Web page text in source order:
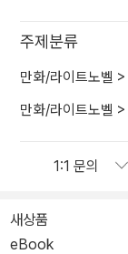
주제분류
만화/라이트노벨 >
만화/라이트노벨 >
새상품
eBook